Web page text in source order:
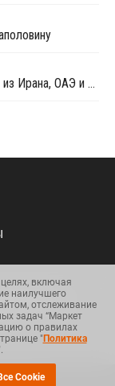
Срок действия европейских пошлин на ПЭТ из Ирана, ОАЭ и Пакистана истекает в сентябре
включая
наилучшего
отслеживание
задач “Маркет
о правилах
" Политика
Cookie